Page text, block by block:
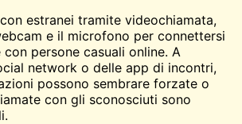
estranei tramite videochiamata,
e il microfono per connettersi
persone casuali online. A
network o delle app di incontri,
possono sembrare forzate o
con gli sconosciuti sono